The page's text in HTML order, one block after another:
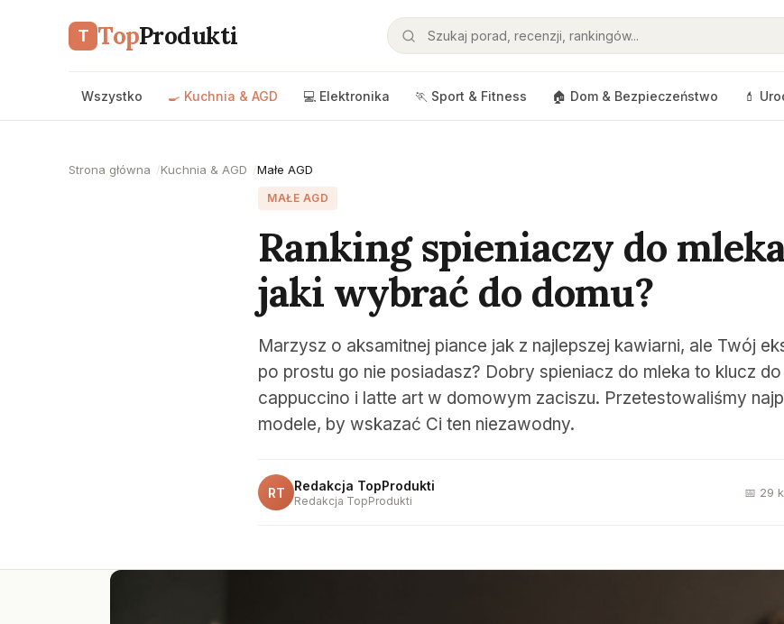
T TopProdukti
Wszystko 🍳 Kuchnia & AGD 💻 Elektronika 🏃 Sport & Fitness 🏠 Dom & Bezpieczeństwo 💄
Strona główna Kuchnia & AGD Małe AGD
MAŁE AGD
Ranking spieniaczy do
jaki wybrać do domu?
Marzysz o aksamitnej piance jak z najlepszej kawiarni, ale Twój
po prostu go nie posiadasz? Dobry spieniacz do mleka to klucz
cappuccino i latte art w domowym zaciszu. Przetestowaliśmy
modele, by wskazać Ci ten niezawodny.
RT Redakcja TopProdukti
Redakcja TopProdukti
📅 29